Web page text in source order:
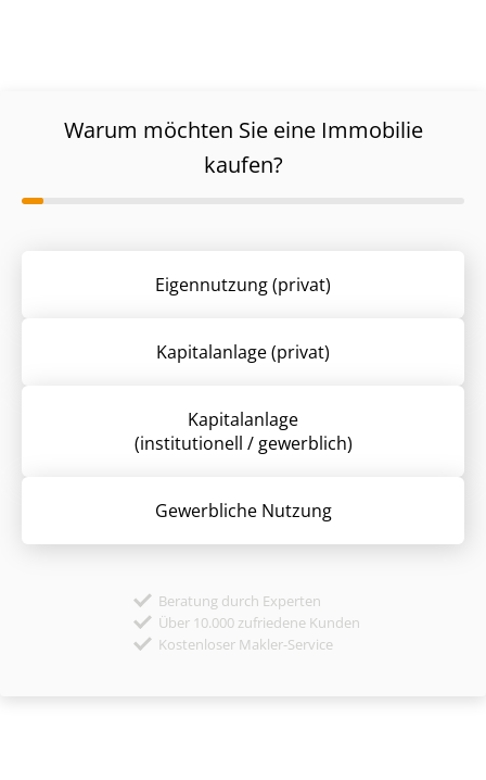
Warum möchten Sie eine Immobilie
kaufen?
Eigennutzung (privat)
Kapitalanlage (privat)
Kapitalanlage
(institutionell / gewerblich)
Gewerbliche Nutzung
Beratung durch Experten
Über 10.000 zufriedene Kunden
Kostenloser Makler-Service